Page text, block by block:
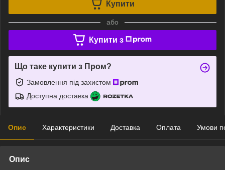
Купити
або
Купити з
Що таке купити з Пром?
Замовлення під захистом
Доступна доставка
Опис Характеристики Доставка Оплата Умови
Опис